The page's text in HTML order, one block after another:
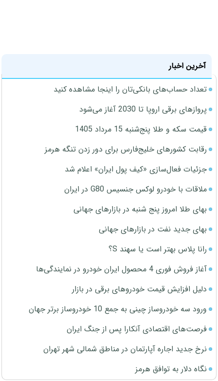
آخرین اخبار
تعداد حساب‌های بانکی‌تان را اینجا مشاهده کنید
پروازهای برقی اروپا تا 2030 آغاز می‌شود
قیمت سکه و طلا پنج‌شنبه 15 مرداد 1405
رقابت کشورهای خلیج‌فارس برای دور زدن تنگه هرمز
جزئیات فعال‌سازی «کیف پول ایران» اعلام شد
ملاقات با خودرو لوکس جنسیس G80 در ایران
بهای طلا امروز پنج شنبه در بازارهای جهانی
بهای جدید نفت در بازارهای جهانی
رانا پلاس بهتر است یا سهند S؟
آغاز فروش فوری 4 محصول ایران خودرو در نمایندگی‌ها
دلیل افزایش قیمت خودروهای برقی در بازار
ورود سه خودروساز چینی به جمع 10 خودروساز برتر جهان
فرصت‌های اقتصادی آنکارا پس از جنگ ایران
نرخ جدید اجاره آپارتمان در مناطق شمالی شهر تهران
نگاه دلار به توافق هرمز